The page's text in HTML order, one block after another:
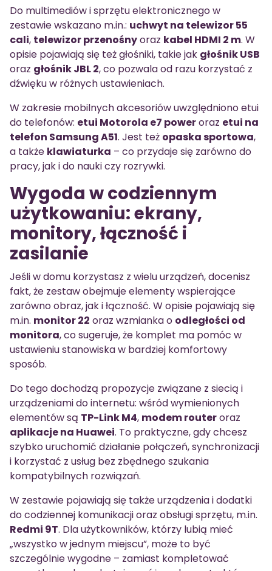
Do multimediów i sprzętu elektronicznego w
zestawie wskazano m.in.: uchwyt na telewizor 55
cali, telewizor przenośnyoraz kabel HDMI 2 m. W
opisie pojawiają się też głośniki, takie jak głośnik USB
oraz głośnik JBL 2, co pozwala od razu korzystać z
dźwięku w różnych ustawieniach.
W zakresie mobilnych akcesoriów uwzględniono etui
do telefonów: etui Motorola e7 poweroraz etui na
telefon Samsung A51. Jest też opaska sportowa,
a także klawiaturka – co przydaje się zarówno do
pracy, jak i do nauki czy rozrywki.
Wygoda w codziennym
użytkowaniu: ekrany,
monitory, łączność i
zasilanie
Jeśli w domu korzystasz z wielu urządzeń, docenisz
fakt, że zestaw obejmuje elementy wspierające
zarówno obraz, jak i łączność. W opisie pojawiają się
m.in. monitor 22 oraz wzmianka o odległości od
monitora, co sugeruje, że komplet ma pomóc w
ustawieniu stanowiska w bardziej komfortowy
sposób.
Do tego dochodzą propozycje związane z siecią i
urządzeniami do internetu: wśród wymienionych
elementów są TP-Link M4, modem routeroraz
aplikacje na Huawei. To praktyczne, gdy chcesz
szybko uruchomić działanie połączeń, synchronizacji
i korzystać z usług bez zbędnego szukania
kompatybilnych rozwiązań.
W zestawie pojawiają się także urządzenia i dodatki
do codziennej komunikacji oraz obsługi sprzętu, m.in.
Redmi 9T. Dla użytkowników, którzy lubią mieć
„wszystko w jednym miejscu”, może to być
szczególnie wygodne – zamiast kompletować